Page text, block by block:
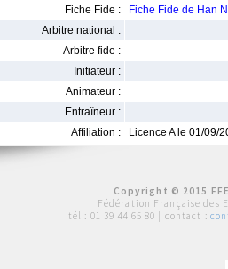
Fiche Fide :
Fiche Fide de Han
Arbitre national :
Arbitre fide :
Initiateur :
Animateur :
Entraîneur :
Affiliation :
Licence A le 01/09/
Copyright © 2015
Fédération Française des
tél : 01 39 44 65 80 | contact :